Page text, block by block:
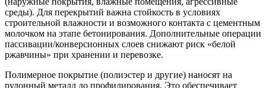
среды). Для перекрытий важна стойкость в условиях
строительной влажности и возможного контакта с цементным
молочком на этапе бетонирования. Дополнительные операции
пассивации/конверсионных слоев снижают риск «белой
ржавчины» при хранении и перевозке.
Полимерное покрытие (полиэстер и другие) наносят на
рулонный металл до профилирования. Это обеспечивает